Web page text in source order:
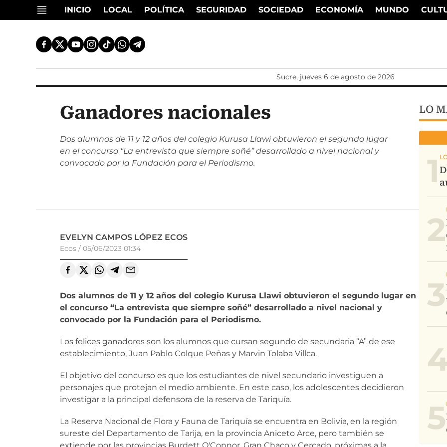
INICIO LOCAL POLÍTICA SEGURIDAD SOCIEDAD ECONOMÍA MUNDO
Sucre, jueves 6 de agosto de 2026
Ganadores nacionales
Dos alumnos de 11 y 12 años del colegio Kurusa Llawi obtuvieron el segundo lugar
en el concurso “La entrevista que siempre soñé” desarrollado a nivel nacional y
convocado por la Fundación para el Periodismo.
EVELYN CAMPOS LÓPEZ ECOS
Ecos / 05/06/2023 01:34
Dos alumnos de 11 y 12 años del colegio Kurusa Llawi obtuvieron el segundo lugar en
el concurso “La entrevista que siempre soñé” desarrollado a nivel nacional y
convocado por la Fundación para el Periodismo.
Los felices ganadores son los alumnos que cursan segundo de secundaria “A” de ese
establecimiento, Juan Pablo Colque Peñas y Marvin Tolaba Villca.
El objetivo del concurso es que los estudiantes de nivel secundario investiguen a
personajes que protejan el medio ambiente. En este caso, los adolescentes decidieron
investigar a la principal defensora de la reserva de Tariquía.
La Reserva Nacional de Flora y Fauna de Tariquía se encuentra en Bolivia, en la región
sureste del Departamento de Tarija, en la provincia Aniceto Arce, pero también se
LO
1
2
3
5